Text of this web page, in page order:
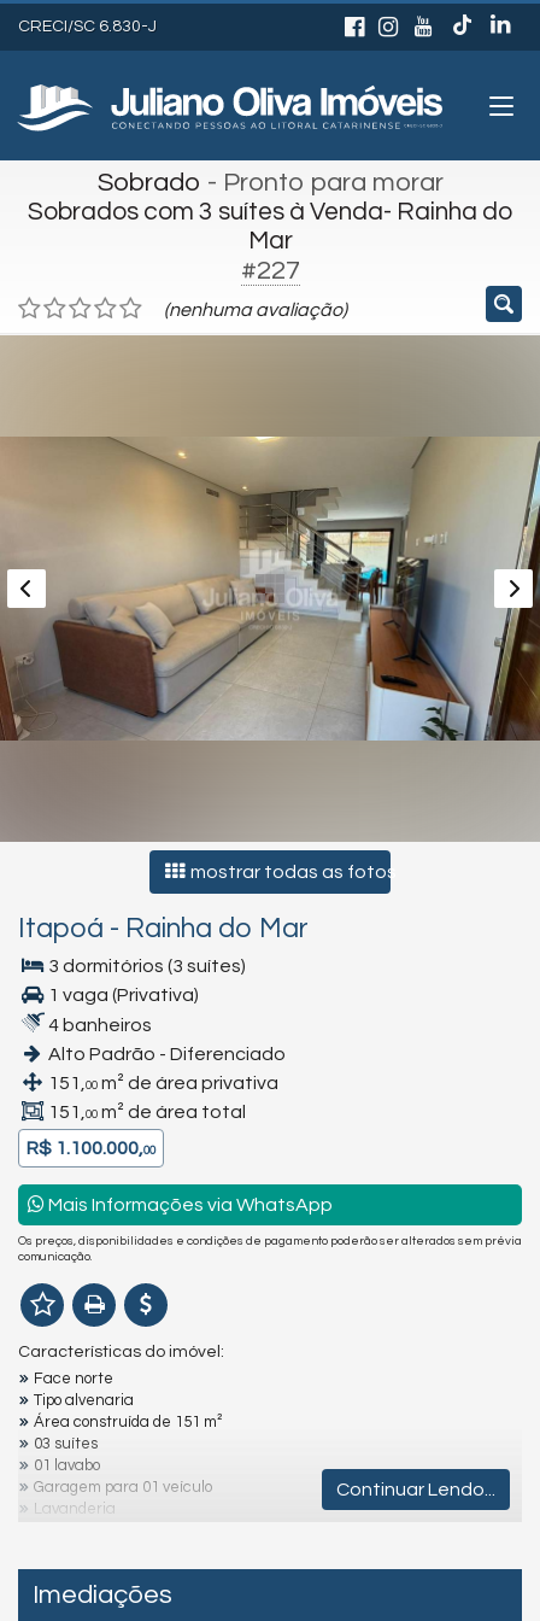
CRECI/SC 6.830-J
Sobrado - Pronto para morar
Sobrados com 3 suítes à Venda- Rainha do
Mar
#227
(nenhuma avaliação)
mostrar todas as fotos
Itapoá - Rainha do Mar
3 dormitórios (3 suítes)
1 vaga (Privativa)
4 banheiros
Alto Padrão - Diferenciado
151,
00 m² de área privativa
151,
00 m² de área total
R$ 1.100.000,00
Mais Informações via WhatsApp
Os preços, disponibilidades e condições de pagamento poderão ser alterados sem prévia
comunicação.
Características do imóvel:
Face norte
Tipo alvenaria
Área construída de 151 m²
03 suítes
01 lavabo
Garagem para 01 veículo
Lavanderia
Destaques e Diferenciais:
Continuar Lendo...
Imediações